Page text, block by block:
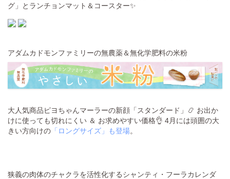
グ」とランチョンマット＆コースター✨
アダムカドモンファミリーの無農薬＆無化学肥料の米粉
大人気商品ピヨちゃんマーラーの新顔「スタンダード」📿 お出か
けに使っても切れにくい ＆ お求めやすい価格👌 4月には頭囲の大
きい方向けの 「ロングサイズ」も登場。
狭義の肉体のチャクラを活性化するシャンティ・フーラカレンダ